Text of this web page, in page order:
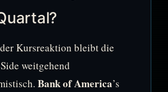
Kursreaktion bleibt die
weitgehend
Bank of America’s